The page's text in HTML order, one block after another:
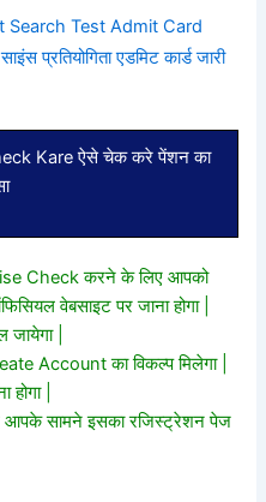
Search Test Admit Card
प्रतियोगिता एडमिट कार्ड जारी
Kare ऐसे चेक करे पेंशन का
Check करने के लिए आपको
वेबसाइट पर जाना होगा |
|
Account का विकल्प मिलेगा
|
आपके सामने इसका रजिस्ट्रेशन पेज